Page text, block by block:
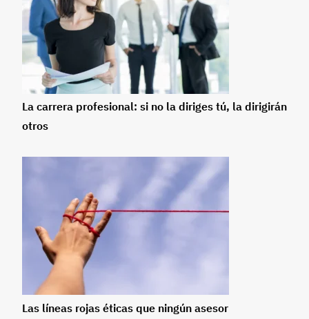
La carrera profesional: si no la diriges tú, la dirigirán
otros
Las líneas rojas éticas que ningún asesor